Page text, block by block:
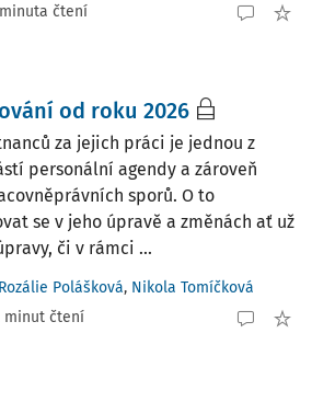
čtení
od roku 2026
za jejich práci je jednou z
personální agendy a zároveň
sporů. O to
se v jeho úpravě a změnách ať už
či v rámci ...
Rozálie Polášková, Nikola Tomíčková
minut čtení